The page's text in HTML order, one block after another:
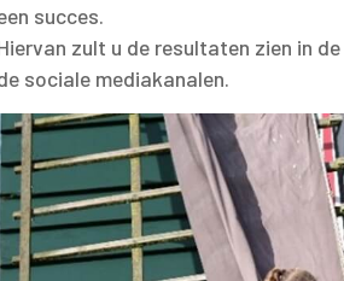
succes.
zult u de resultaten zien in
sociale mediakanalen.